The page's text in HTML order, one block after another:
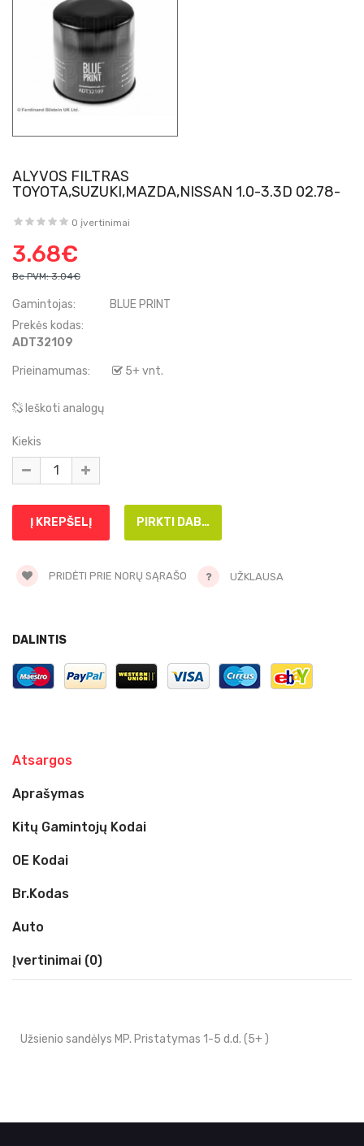
ALYVOS FILTRAS
TOYOTA,SUZUKI,MAZDA,NISSAN 1.0-3.3D 02.78-
0 įvertinimai
3.68€
Be PVM: 3.04€
Gamintojas:
BLUE PRINT
Prekės kodas:
ADT32109
Prieinamumas: 5+ vnt.
Ieškoti analogų
Kiekis
PRIDĖTI PRIE NORŲ SĄRAŠO UŽKLAUSA
DALINTIS
Atsargos
Aprašymas
Kitų Gamintojų Kodai
OE Kodai
Br.kodas
Auto
Įvertinimai (0)
Užsienio sandėlys MP. Pristatymas 1-5 d.d. (5+ )